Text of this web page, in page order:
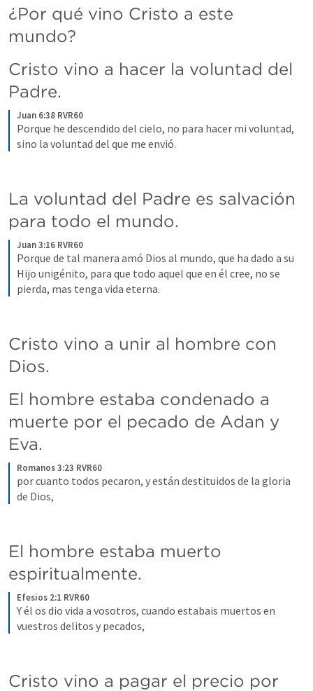
¿Por qué vino Cristo a este
mundo?
Cristo vino a hacer la voluntad del
Padre.
Juan 6:38 RVR60
Porque he descendido del cielo, no para hacer mi voluntad,
sino la voluntad del que me envió.
La voluntad del Padre es salvación
para todo el mundo.
Juan 3:16 RVR60
Porque de tal manera amó Dios al mundo, que ha dado a su
Hijo unigénito, para que todo aquel que en él cree, no se
pierda, mas tenga vida eterna.
Cristo vino a unir al hombre con
Dios.
El hombre estaba condenado a
muerte por el pecado de Adan y
Eva.
Romanos 3:23 RVR60
por cuanto todos pecaron, y están destituidos de la gloria
de Dios,
El hombre estaba muerto
espiritualmente.
Efesios 2:1 RVR60
Y él os dio vida a vosotros, cuando estabais muertos en
vuestros delitos y pecados,
Cristo vino a pagar el precio por